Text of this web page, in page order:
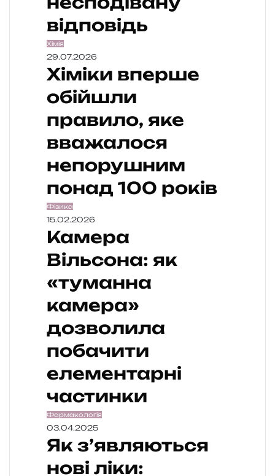
відповідь
Хімія
29.07.2026
Хіміки вперше
обійшли
правило, яке
вважалося
непорушним
понад 100 років
Фізика
15.02.2026
Камера
Вільсона: як
«туманна
камера»
дозволила
побачити
елементарні
частинки
Фармакологія
03.04.2025
Як з’являються
нові ліки: